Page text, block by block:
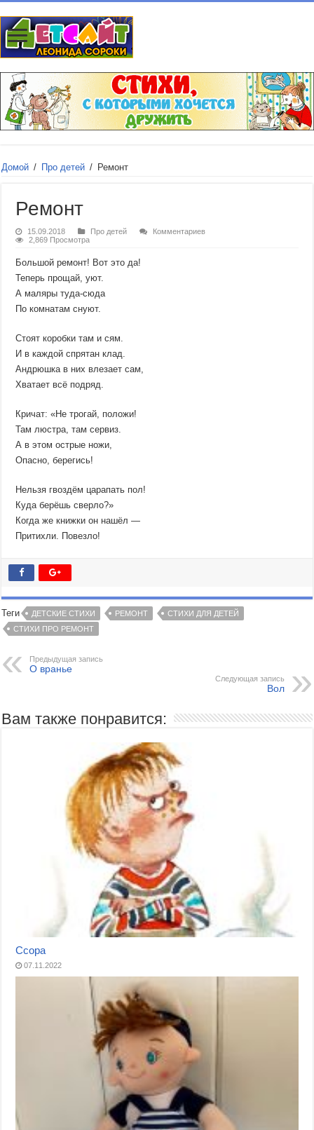
Домой / Про детей / Ремонт
Ремонт
15.09.2018 Про детей
Комментариев
2,869 Просмотра
Большой ремонт! Вот это да!
Теперь прощай, уют.
А маляры туда-сюда
По комнатам снуют.
Стоят коробки там и сям.
И в каждой спрятан клад.
Андрюшка в них влезает сам,
Хватает всё подряд.
Кричат: «Не трогай, положи!
Там люстра, там сервиз.
А в этом острые ножи,
Опасно, берегись!
Нельзя гвоздём царапать пол!
Куда берёшь сверло?»
Когда же книжки он нашёл —
Притихли. Повезло!
Теги ДЕТСКИЕ СТИХИ РЕМОНТ
СТИХИ ДЛЯ ДЕТЕЙ
СТИХИ ПРО РЕМОНТ
Предыдущая запись
О вранье
Следующая запись
Вол
Вам также понравится:
Ссора
07.11.2022